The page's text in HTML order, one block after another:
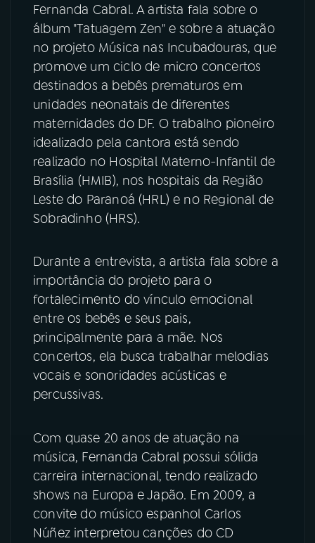
ACOMPANHE A RÁDIO NACIONAL
YouTube Facebook
Instagram X
TikTok
Fernanda Cabral. A artista fala sobre o
álbum "Tatuagem Zen" e sobre a atuação
no projeto Música nas Incubadouras, que
promove um ciclo de micro concertos
destinados a bebês prematuros em
unidades neonatais de diferentes
maternidades do DF. O trabalho pioneiro
idealizado pela cantora está sendo
realizado no Hospital Materno-Infantil de
Brasília (HMIB), nos hospitais da Região
Leste do Paranoá (HRL) e no Regional de
Sobradinho (HRS).
Durante a entrevista, a artista fala sobre a
importância do projeto para o
fortalecimento do vínculo emocional
entre os bebês e seus pais,
principalmente para a mãe. Nos
concertos, ela busca trabalhar melodias
vocais e sonoridades acústicas e
percussivas.
Com quase 20 anos de atuação na
música, Fernanda Cabral possui sólida
carreira internacional, tendo realizado
shows na Europa e Japão. Em 2009, a
convite do músico espanhol Carlos
Núñez interpretou canções do CD